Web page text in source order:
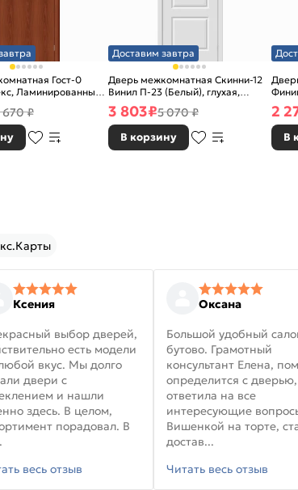
Гост-0
Ламинированные
глухая,
670 ₽
Доставим завтра
Дверь межкомнатная Скинни-12
Винил П-23 (Белый), глухая,
скиновая
3 803₽5 070 ₽
В корзину
Л-12
2
В
Ксения
выбор дверей,
есть модели
вкус. Мы долго
двери с
и нашли
здесь. В целом,
порадовал. В
весь отзыв
Оксана
Большой удобный
бутово. Грамотный
консультант Елена,
определится с дверью,
ответила на все
интересующие
Вишенкой на торте,
достав...
Читать весь отзыв